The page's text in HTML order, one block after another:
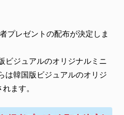
プレゼントの配布が決定しま
ビジュアルのオリジナルミニ
は韓国版ビジュアルのオリジ
ます。